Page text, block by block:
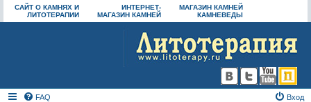
САЙТ О КАМНЯХ И
ЛИТОТЕРАПИИ
ИНТЕРНЕТ-
МАГАЗИН КАМНЕЙ
МАГАЗИН КАМНЕЙ
КАМНЕВЕДЫ
FAQ Вход